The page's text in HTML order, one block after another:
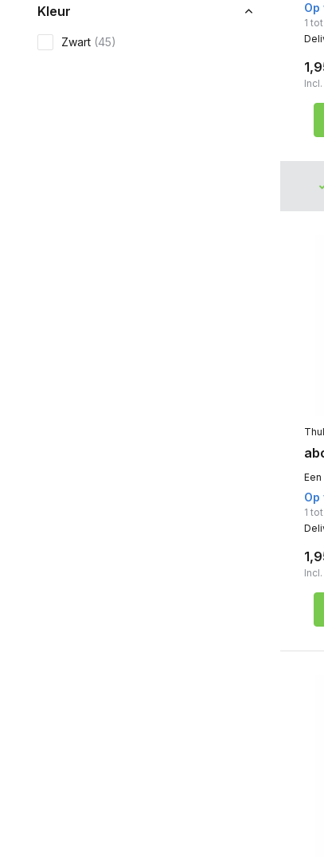
Kleur
Zwart (45)
Op
1
Op
1